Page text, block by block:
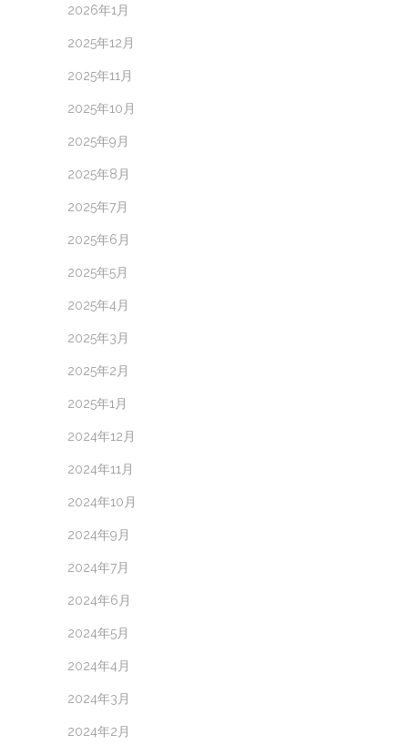
2026年1月
2025年12月
2025年11月
2025年10月
2025年9月
2025年8月
2025年7月
2025年6月
2025年5月
2025年4月
2025年3月
2025年2月
2025年1月
2024年12月
2024年11月
2024年10月
2024年9月
2024年7月
2024年6月
2024年5月
2024年4月
2024年3月
2024年2月